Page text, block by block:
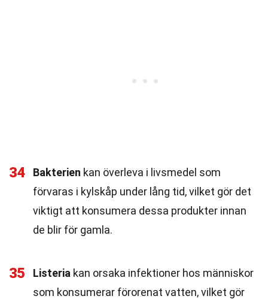
34 Bakterien kan överleva i livsmedel som
förvaras i kylskåp under lång tid, vilket gör det
viktigt att konsumera dessa produkter innan
de blir för gamla.
35 Listeria kan orsaka infektioner hos människor
som konsumerar förorenat vatten, vilket gör